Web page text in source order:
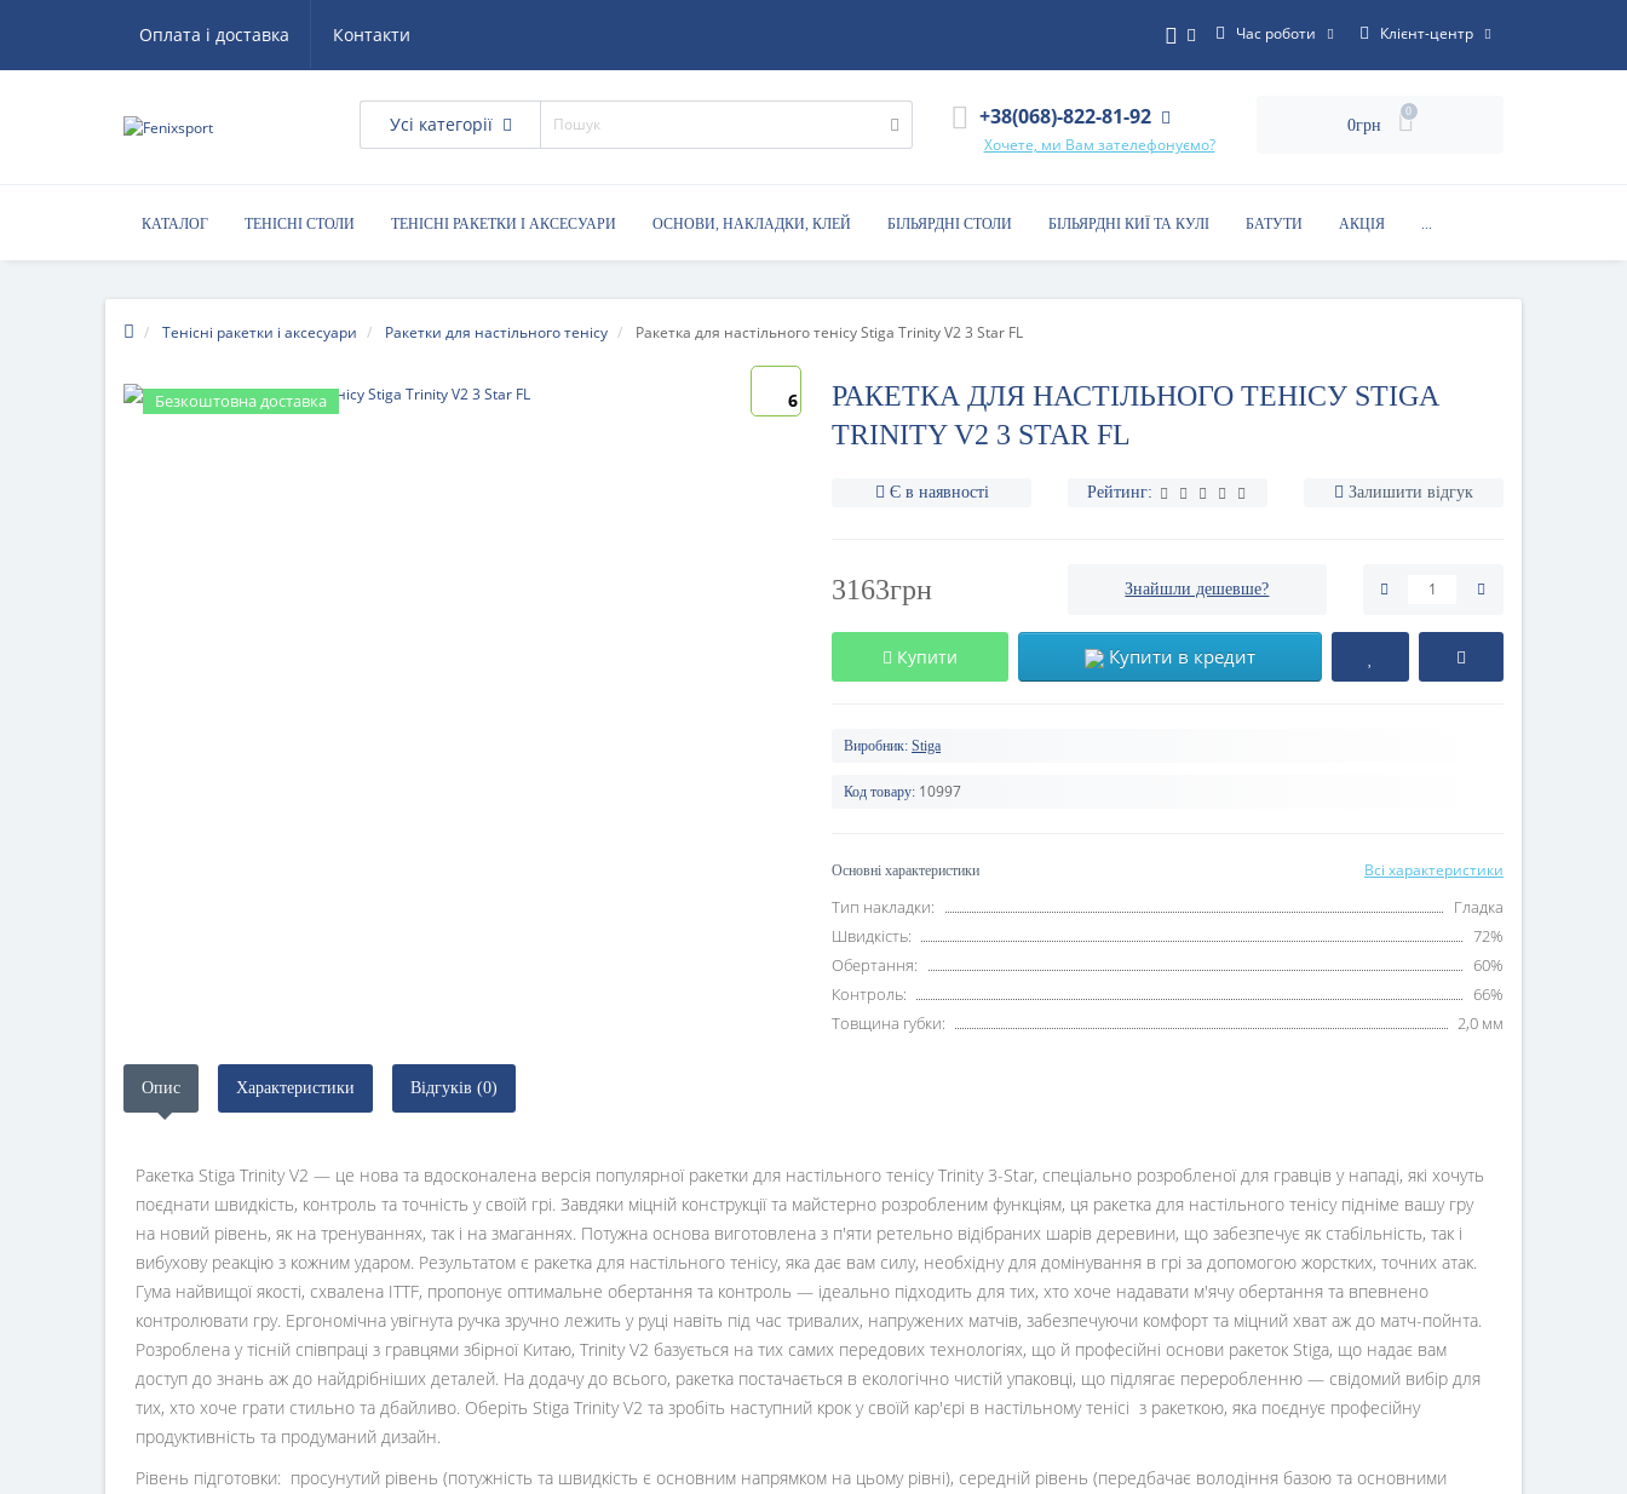
Оплата і доставка Контакти Час роботи Клієнт-центр
Усі категорії +38(068)-822-81-92
Хочете, ми Вам зателефонуємо?
0грн
0
КАТАЛОГ ТЕНІСНІ СТОЛИ ТЕНІСНІ РАКЕТКИ І АКСЕСУАРИ ОСНОВИ, НАКЛАДКИ, КЛЕЙ БІЛЬЯРДНІ СТОЛИ БІЛЬЯРДНІ КИЇ ТА КУЛІ БАТУТИ АКЦІЯ ...
Тенісні ракетки і аксесуари Ракетки для настільного тенісу Ракетка для настільного тенісу Stiga Trinity V2 3 Star FL
Безкоштовна доставка 6
РАКЕТКА ДЛЯ НАСТІЛЬНОГО ТЕНІСУ STIGA
TRINITY V2 3 STAR FL
Є в наявності Рейтинг: Залишити відгук
3163грн Знайшли дешевше?
Купити Купити в кредит
Виробник: Stiga
Код товару: 10997
Основні характеристики Всі характеристики
Тип накладки:
Гладка
Швидкість:
72%
Обертання:
60%
Контроль:
66%
Товщина губки:
2,0 мм
Опис Характеристики Відгуків (0)
Ракетка Stiga Trinity V2 — це нова та вдосконалена версія популярної ракетки для настільного тенісу Trinity 3-Star, спеціально розробленої для гравців у нападі, які хочуть
поєднати швидкість, контроль та точність у своїй грі. Завдяки міцній конструкції та майстерно розробленим функціям, ця ракетка для настільного тенісу підніме вашу гру
на новий рівень, як на тренуваннях, так і на змаганнях. Потужна основа виготовлена ​​з п'яти ретельно відібраних шарів деревини, що забезпечує як стабільність, так і
вибухову реакцію з кожним ударом. Результатом є ракетка для настільного тенісу, яка дає вам силу, необхідну для домінування в грі за допомогою жорстких, точних атак.
Гума найвищої якості, схвалена ITTF, пропонує оптимальне обертання та контроль — ідеально підходить для тих, хто хоче надавати м'ячу обертання та впевнено
контролювати гру. Ергономічна увігнута ручка зручно лежить у руці навіть під час тривалих, напружених матчів, забезпечуючи комфорт та міцний хват аж до матч-пойнта.
Розроблена у тісній співпраці з гравцями збірної Китаю, Trinity V2 базується на тих самих передових технологіях, що й професійні основи ракеток Stiga, що надає вам
доступ до знань аж до найдрібніших деталей. На додачу до всього, ракетка постачається в екологічно чистій упаковці, що підлягає переробленню — свідомий вибір для
тих, хто хоче грати стильно та дбайливо. Оберіть Stiga Trinity V2 та зробіть наступний крок у своїй кар'єрі в настільному тенісі з ракеткою, яка поєднує професійну
продуктивність та продуманий дизайн.
Рівень підготовки: просунутий рівень (потужність та швидкість є основним напрямком на цьому рівні), середній рівень (передбачає володіння базою та основними